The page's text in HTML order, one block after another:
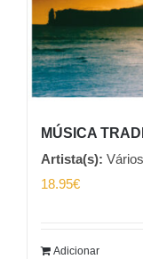
MÚSICA
Artista(s): Vários
18.95€
Adicionar